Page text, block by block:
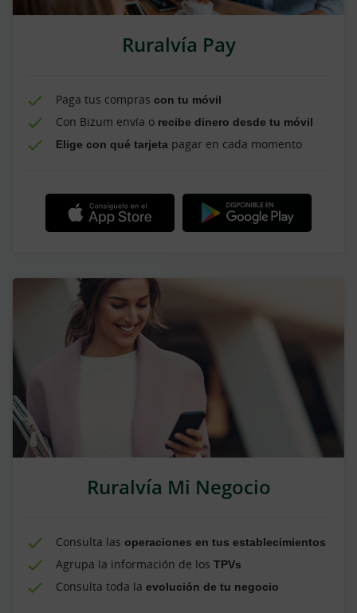
Ruralvía Pay
Paga tus compras con tu móvil
Con Bizum envía o recibe dinero desde tu móvil
Elige con qué tarjeta pagar en cada momento
Ruralvía Mi Negocio
Consulta las operaciones en tus establecimientos
Agrupa la información de los TPVs
Consulta toda la evolución de tu negocio